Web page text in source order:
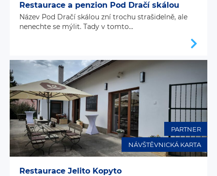
Restaurace a penzion Pod Dračí skálou
Název Pod Dračí skálou zní trochu strašidelně, ale
nenechte se mýlit. Tady v tomto...
NÁVŠTĚVNICKÁ KARTA
PARTNER
Restaurace Jelito Kopyto